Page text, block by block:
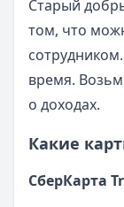
Старый
том, что
время.
о доходах.
Какие
СберКарта